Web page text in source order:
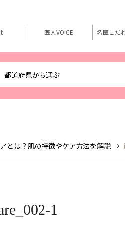
都道府県から選ぶ
医人VOICE 名医こだ
とは？肌の特徴やケア方法を解説
1